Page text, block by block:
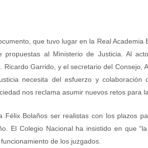
que tuvo lugar en la Real
propuestas al Ministerio de Justicia. Al
Ricardo Garrido, y el secretario del Consejo,
necesita del esfuerzo y
nos reclama asumir nuevos retos para
Félix Bolaños ser realistas con los plazos
El Colegio Nacional ha insistido en que
de los juzgados.